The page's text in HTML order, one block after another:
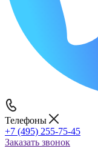
Телефоны
+7 (495) 255-75-45
Заказать звонок